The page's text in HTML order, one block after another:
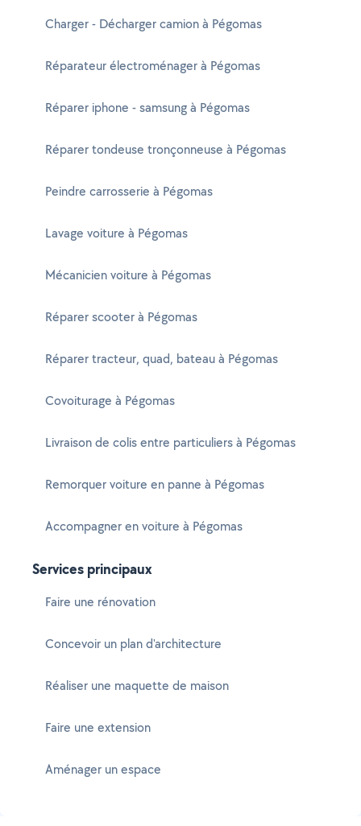
Charger - Décharger camion à Pégomas
Réparateur électroménager à Pégomas
Réparer iphone - samsung à Pégomas
Réparer tondeuse tronçonneuse à Pégomas
Peindre carrosserie à Pégomas
Lavage voiture à Pégomas
Mécanicien voiture à Pégomas
Réparer scooter à Pégomas
Réparer tracteur, quad, bateau à Pégomas
Covoiturage à Pégomas
Livraison de colis entre particuliers à Pégomas
Remorquer voiture en panne à Pégomas
Accompagner en voiture à Pégomas
Services principaux
Faire une rénovation
Concevoir un plan d'architecture
Réaliser une maquette de maison
Faire une extension
Aménager un espace